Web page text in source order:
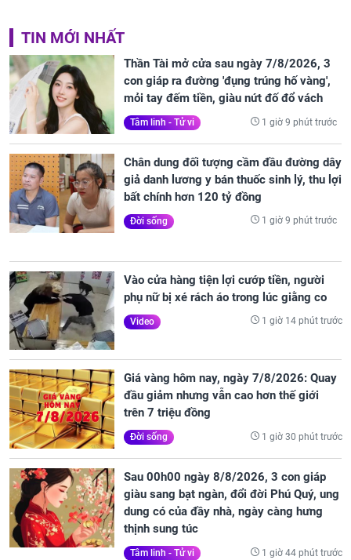
TIN MỚI NHẤT
Thần Tài mở cửa sau ngày 7/8/2026, 3
con giáp ra đường 'đụng trúng hố vàng',
mỏi tay đếm tiền, giàu nứt đố đổ vách
Tâm linh - Tử vi 1 giờ 9 phút trước
Chân dung đối tượng cầm đầu đường dây
giả danh lương y bán thuốc sinh lý, thu lợi
bất chính hơn 120 tỷ đồng
Đời sống 1 giờ 9 phút trước
Vào cửa hàng tiện lợi cướp tiền, người
phụ nữ bị xé rách áo trong lúc giằng co
Video 1 giờ 14 phút trước
Giá vàng hôm nay, ngày 7/8/2026: Quay
đầu giảm nhưng vẫn cao hơn thế giới
trên 7 triệu đồng
Đời sống 1 giờ 30 phút trước
Sau 00h00 ngày 8/8/2026, 3 con giáp
giàu sang bạt ngàn, đổi đời Phú Quý, ung
dung có của đầy nhà, ngày càng hưng
thịnh sung túc
Tâm linh - Tử vi 1 giờ 44 phút trước